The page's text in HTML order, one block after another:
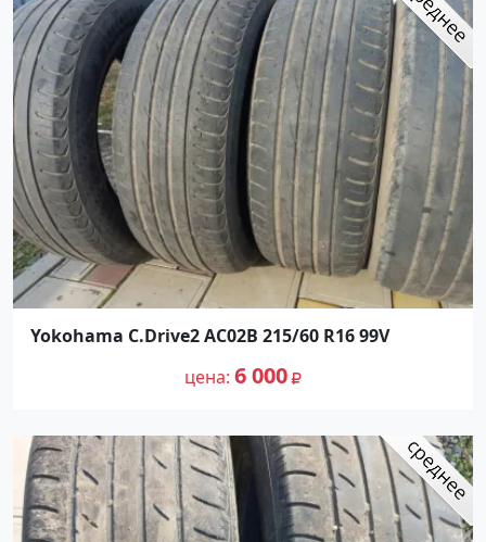
Yokohama C.Drive2 AC02B 215/60 R16 99V
цена 6 000